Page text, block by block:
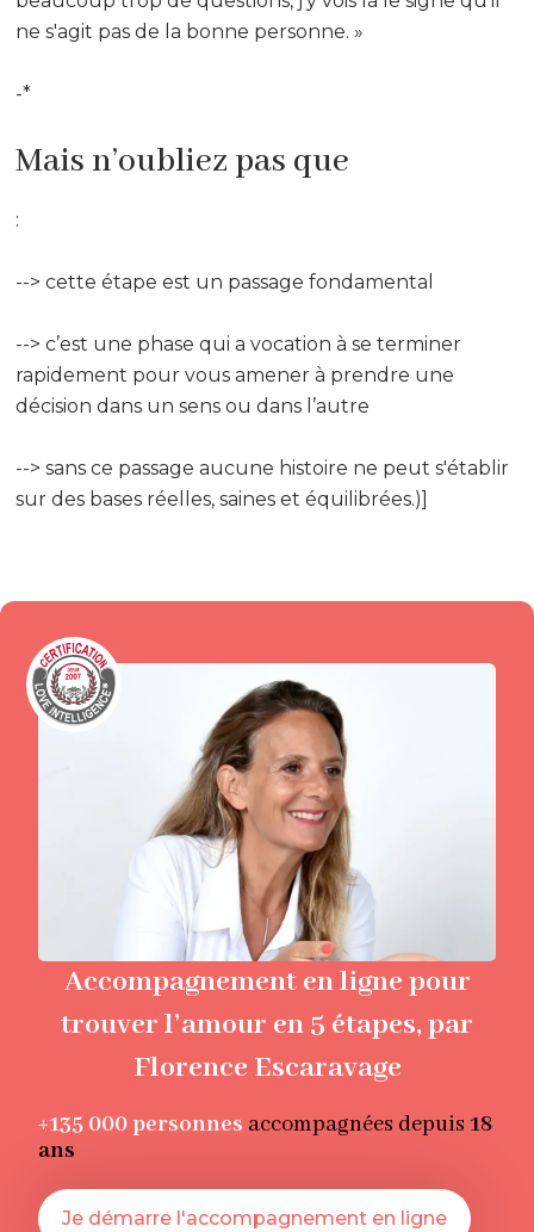
ne s'agit pas de la bonne personne. »
-*
Mais n’oubliez pas que
:
--> cette étape est un passage fondamental
--> c’est une phase qui a vocation à se terminer
rapidement pour vous amener à prendre une
décision dans un sens ou dans l’autre
--> sans ce passage aucune histoire ne peut s'établir
sur des bases réelles, saines et équilibrées.)]
Accompagnement en ligne pour
trouver l’amour en 5 étapes, par
Florence Escaravage
+135 000 personnes accompagnées depuis 18
ans
Je démarre l'accompagnement en ligne